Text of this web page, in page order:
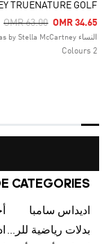
TRUENATURE GOLF
Price Reduced From
OMR 63.00ToOMR 34.65
النساء adidas by Stella McCartney
2 Colours
CATEGORIES
اديداس سامبا
بدلات رياضية للرجال